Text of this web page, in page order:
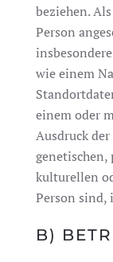
beziehen.
Person
wie einem
einem oder
Ausdruck
genetischen,
kulturellen
Person
B)